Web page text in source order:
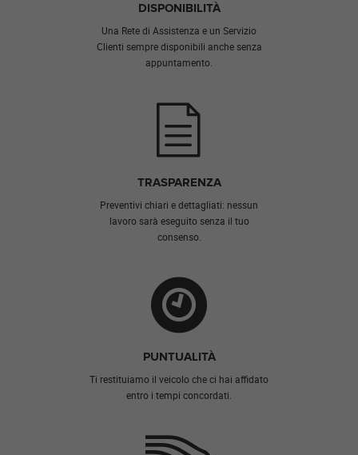
DISPONIBILITÀ
Una Rete di Assistenza e un Servizio
Clienti sempre disponibili anche senza
appuntamento.
TRASPARENZA
Preventivi chiari e dettagliati: nessun
lavoro sarà eseguito senza il tuo
consenso.
PUNTUALITÀ
Ti restituiamo il veicolo che ci hai affidato
entro i tempi concordati.